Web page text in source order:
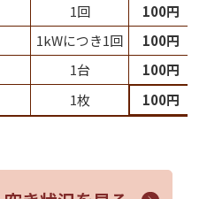
1回
100円
1kWにつき1回
100円
1台
100円
1枚 100円